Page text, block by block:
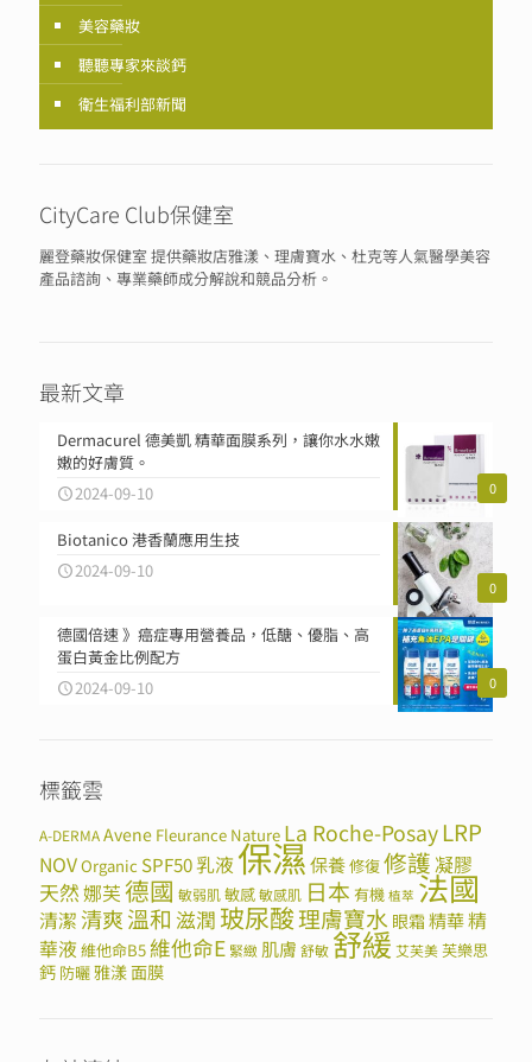
美容藥妝
聽聽專家來談鈣
衛生福利部新聞
CityCare Club保健室
麗登藥妝保健室 提供藥妝店雅漾、理膚寶水、杜克等人氣醫學美容
產品諮詢、專業藥師成分解說和競品分析。
最新文章
0
Dermacurel 德美凱 精華面膜系列，讓你水水嫩
嫩的好膚質。
2024-09-10
0
Biotanico 港香蘭應用生技
2024-09-10
0
德國倍速 》癌症專用營養品，低醣、優脂、高
蛋白黃金比例配方
2024-09-10
標籤雲
A-DERMAAvene Fleurance Nature La Roche-PosayLRP
NOVOrganic SPF50乳液保濕保養修復修護凝膠
天然娜芙德國 敏弱肌敏感敏感肌 日本 有機 植萃 法國
清潔清爽溫和 滋潤 玻尿酸理膚寶水 眼霜精華精
華液維他命B5 維他命E 緊緻 肌膚 舒敏 舒緩 艾芙美芙樂思
鈣 防曬雅漾面膜